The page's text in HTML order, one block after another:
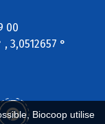
Biocoop utilise
00
3,0512657 °